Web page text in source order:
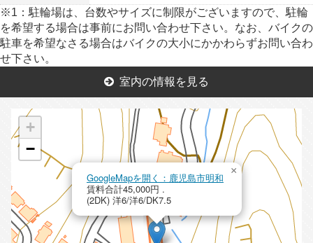
※1：駐輪場は、台数やサイズに制限がございますので、駐輪
を希望する場合は事前にお問い合わせ下さい。なお、バイクの
駐車を希望なさる場合はバイクの大小にかかわらずお問い合わ
せ下さい。
室内の情報を見る
GoogleMapを開く：鹿児島市明和
賃料合計45,000円 .
(2DK) 洋6/洋6/DK7.5
×
+
−